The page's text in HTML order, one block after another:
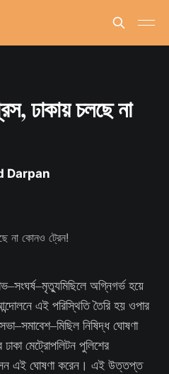
ঢাকায় চলছে না
Darpan
অগ্নিগর্ভ হয়ে
এই পরিস্থিতি তৈরি হয় ওপার
নিষিদ্ধ ঘোষণা
মেট্রোপলিটন পুলিশের
এই ঘোষণা করেন। এই উত্তপ্ত